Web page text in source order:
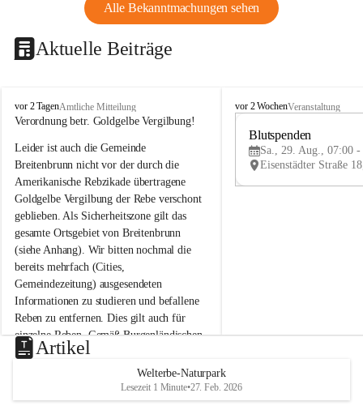
Alle Bekanntmachungen sehen
Aktuelle Beiträge
B
r
i
t
e
n
b
r
u
n
n
a
m
N
e
u
s
d
vor 2 TagenAmtliche Mitteilung
Verordnung betr. Goldgelbe Vergilbung!
Leider ist auch die Gemeinde
Breitenbrunn nicht vor der durch die
Amerikanische Rebzikade übertragene
Goldgelbe Vergilbung der Rebe verschont
geblieben. Als Sicherheitszone gilt das
gesamte Ortsgebiet von Breitenbrunn
(siehe Anhang). Wir bitten nochmal die
bereits mehrfach (Cities,
Gemeindezeitung) ausgesendeten
Informationen zu studieren und befallene
Reben zu entfernen. Dies gilt auch für
einzelne Reben. Gemäß Burgenländischen
Weinbaugesetz sind nicht gepflegte oder
unzulässige Weingärten zu roden! Bitte
helfen wir zusammen um unsere Winzer
vor den prognostizierten Ernteausfällen
B
e
u
e
d
vor 2 WochenVeranstaltung
Blutspenden
Sa., 29. Aug., 07:00 -
Artikel
Welterbe-Naturpark
Lesezeit 1 Minute•27. Feb. 2026